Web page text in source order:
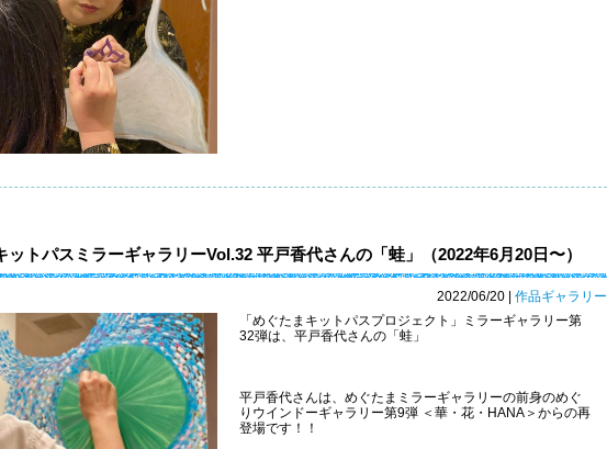
ットパスミラーギャラリーVol.32 平戸香代さんの「蛙」（2022年6月20日〜）
2022/06/20 | 作品ギャラリー
「めぐたまキットパスプロジェクト」ミラーギャラリー第
32弾は、平戸香代さんの「蛙」
平戸香代さんは、めぐたまミラーギャラリーの前身のめぐ
りウインドーギャラリー第9弾 ＜華・花・HANA＞からの再
登場です！！